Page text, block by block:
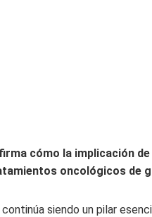
cómo la implicación de
oncológicos de
siendo un pilar